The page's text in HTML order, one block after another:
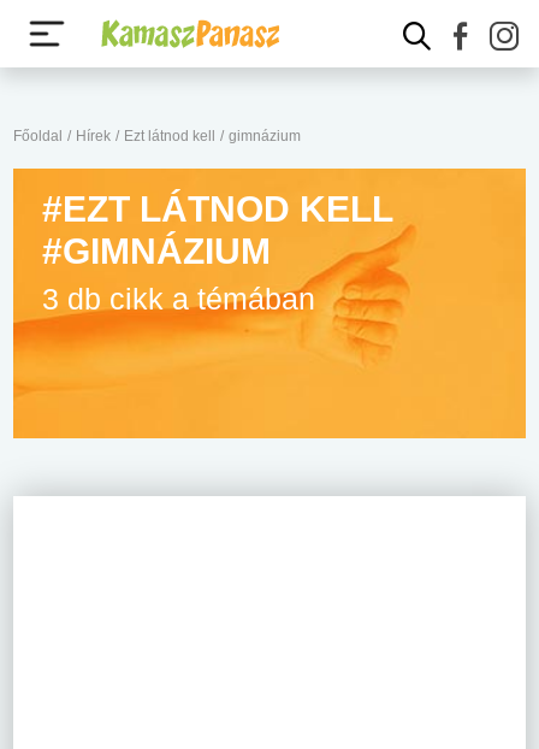
Főoldal / Hírek / Ezt látnod kell / gimnázium
#EZT LÁTNOD KELL
#GIMNÁZIUM
3 db cikk a témában